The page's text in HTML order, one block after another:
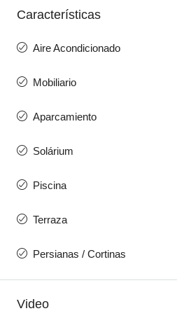
Características
Aire Acondicionado
Mobiliario
Aparcamiento
Solárium
Piscina
Terraza
Persianas / Cortinas
Video